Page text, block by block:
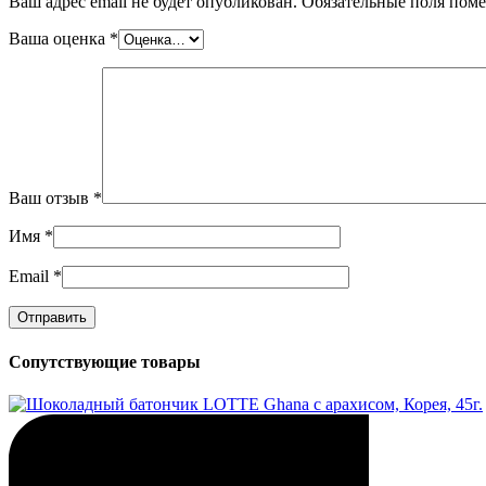
Ваша оценка *
Ваш отзыв *
Имя *
Email *
Сопутствующие товары